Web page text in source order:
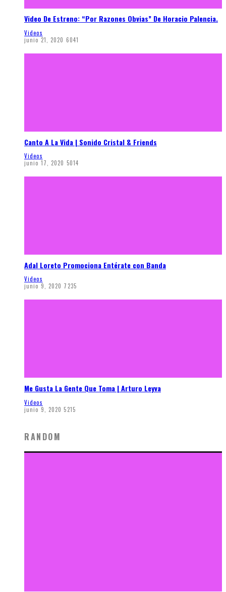
Video De Estreno: “Por Razones Obvias” De Horacio Palencia.
Videos
junio 21, 2020 6041
Canto A La Vida | Sonido Cristal & Friends
Videos
junio 17, 2020 5014
Adal Loreto Promociona Entérate con Banda
Videos
junio 9, 2020 7235
Me Gusta La Gente Que Toma | Arturo Leyva
Videos
junio 9, 2020 5215
RANDOM